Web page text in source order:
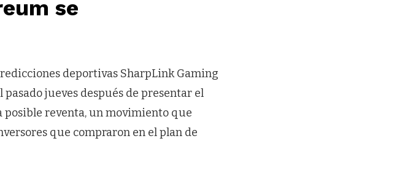
se
deportivas SharpLink Gaming
jueves después de presentar el
posible reventa, un movimiento que
que compraron en el plan de